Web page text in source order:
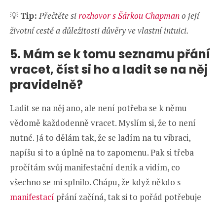
💡 Tip: Přečtěte sirozhovor s Šárkou Chapmano její
životní cestě a důležitosti důvěry ve vlastní intuici.
5. Mám se k tomu seznamu přání
vracet, číst si ho a ladit se na něj
pravidelně?
Ladit se na něj ano, ale není potřeba se k němu
vědomě každodenně vracet. Myslím si, že to není
nutné. Já to dělám tak, že se ladím na tu vibraci,
napíšu si to a úplně na to zapomenu. Pak si třeba
pročítám svůj manifestační deník a vidím, co
všechno se mi splnilo. Chápu, že když někdo s
manifestací přání začíná, tak si to pořád potřebuje